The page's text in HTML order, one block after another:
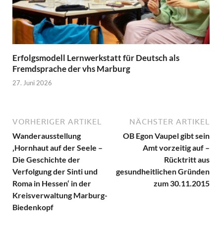
Erfolgsmodell Lernwerkstatt für Deutsch als
Fremdsprache der vhs Marburg
27. Juni 2026
VORHERIGER ARTIKEL
Wanderausstellung
‚Hornhaut auf der Seele –
Die Geschichte der
Verfolgung der Sinti und
Roma in Hessen‘ in der
Kreisverwaltung Marburg-
Biedenkopf
NÄCHSTER ARTIKEL
OB Egon Vaupel gibt sein
Amt vorzeitig auf –
Rücktritt aus
gesundheitlichen Gründen
zum 30.11.2015